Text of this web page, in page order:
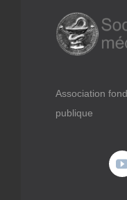
Formations
Association
publique